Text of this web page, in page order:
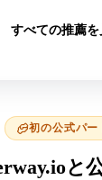
すべての推薦を
初の公式パー
と